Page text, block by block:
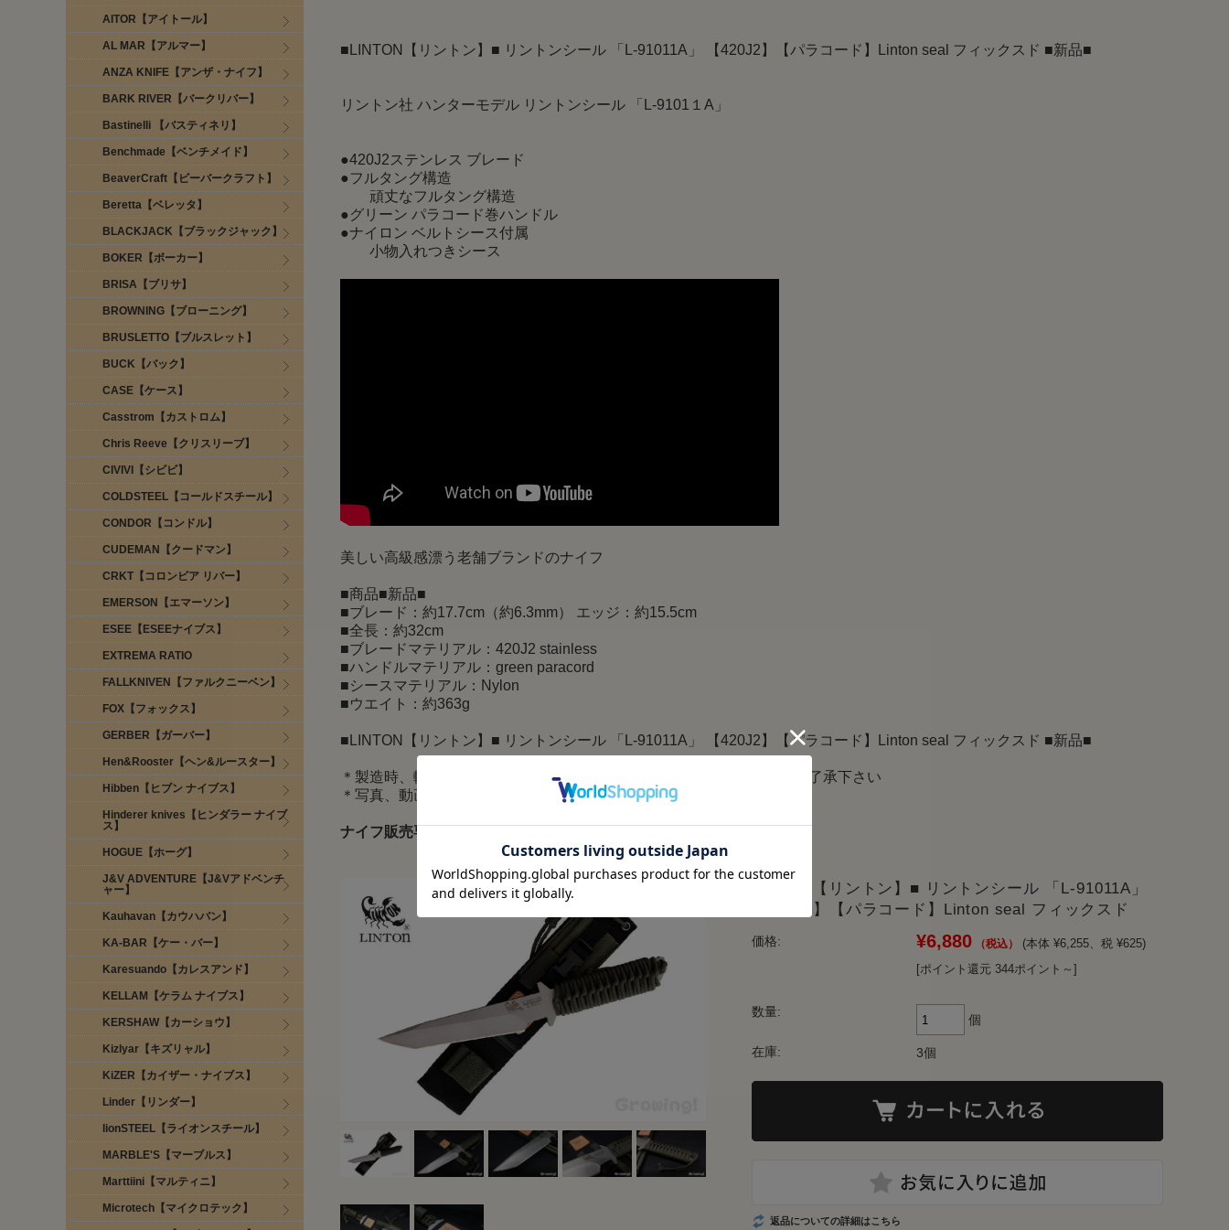
■LINTON【リントン】■ リントンシール 「L-91011A」 【420J2】【パラコード】Linton seal フィックスド ■新品■
リントン社 ハンターモデル リントンシール 「L-9101１A」
●420J2ステンレス ブレード
●フルタング構造
頑丈なフルタング構造
●グリーン パラコード巻ハンドル
●ナイロン ベルトシース付属
小物入れつきシース
美しい高級感漂う老舗ブランドのナイフ
■商品■新品■
■ブレード：約17.7cm（約6.3mm） エッジ：約15.5cm
■全長：約32cm
■ブレードマテリアル：420J2 stainless
■ハンドルマテリアル：green paracord
■シースマテリアル：Nylon
■ウエイト：約363g
■LINTON【リントン】■ リントンシール 「L-91011A」 【420J2】【パラコード】Linton seal フィックスド ■新品■
＊製造時、輸送に伴う擦り傷、箱の凹み等ある場合がございます事、ご了承下さい
＊写真、動画はサンプルとなります
ナイフ販売専門ショップ グローイング！
LINTON【リントン】■ リントンシール 「L-91011A」
【420J2】【パラコード】Linton seal フィックスド
価格: ¥6,880
(本体 ¥6,255、税 ¥625)
[ポイント還元 344ポイント～]
数量:
個
在庫: 3個
返品についての詳細はこちら
AITOR【アイトール】
AL MAR【アルマー】
ANZA KNIFE【アンザ・ナイフ】
BARK RIVER【バークリバー】
Bastinelli 【バスティネリ】
Benchmade【ベンチメイド】
BeaverCraft【ビーバークラフト】
Beretta【ベレッタ】
BLACKJACK【ブラックジャック】
BOKER【ボーカー】
BRISA【ブリサ】
BROWNING【ブローニング】
BRUSLETTO【ブルスレット】
BUCK【バック】
CASE【ケース】
Casstrom【カストロム】
Chris Reeve【クリスリーブ】
CIVIVI【シビビ】
COLDSTEEL【コールドスチール】
CONDOR【コンドル】
CUDEMAN【クードマン】
CRKT【コロンビア リバー】
EMERSON【エマーソン】
ESEE【ESEEナイブス】
EXTREMA RATIO
FALLKNIVEN【ファルクニーベン】
FOX【フォックス】
GERBER【ガーバー】
Hen&Rooster【ヘン&ルースター】
Hibben【ヒブン ナイブス】
Hinderer knives【ヒンダラー ナイブ
ス】
HOGUE【ホーグ】
J&V ADVENTURE【J&Vアドベンチ
ャー】
Kauhavan【カウハバン】
KA-BAR【ケー・バー】
Karesuando【カレスアンド】
KELLAM【ケラム ナイブス】
KERSHAW【カーショウ】
Kizlyar【キズリャル】
KiZER【カイザー・ナイブス】
Linder【リンダー】
lionSTEEL【ライオンスチール】
MARBLE'S【マーブルス】
Marttiini【マルティニ】
Microtech【マイクロテック】